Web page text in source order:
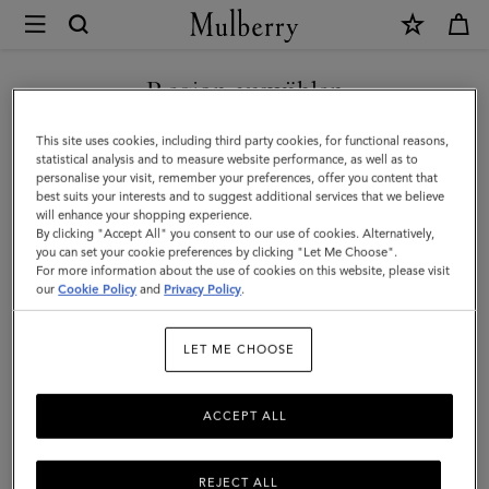
Mulberry
8
Karten
Zip
Around
Portemonnaie
|
Leder
Narbung
in
Mulberry
Region auswählen
Sie befinden sich auf unserer Seite für Deutschland, aber wir
haben festgestellt, dass Sie hier sind: Vereinigte Staaten.
SEITE FÜR VEREINIGTE
STAATEN BESUCHEN
AUF FOLGENDER WEBSEITE
FORTFAHREN:
DEUTSCHLAND
This site uses cookies, including third party cookies, for functional reasons,
statistical analysis and to measure website performance, as well as to
personalise your visit, remember your preferences, offer you content that
best suits your interests and to suggest additional services that we believe
will enhance your shopping experience.
By clicking "Accept All" you consent to our use of cookies. Alternatively,
you can set your cookie preferences by clicking "Let Me Choose".
For more information about the use of cookies on this website, please visit
ourCookie Policy and Privacy Policy.
LET ME CHOOSE
REJECT ALL
ACCEPT ALL